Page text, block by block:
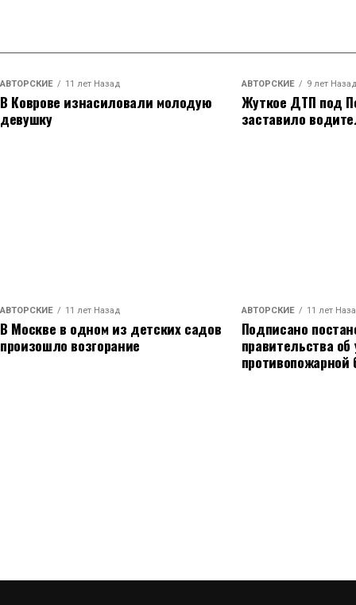
АВТОРСКИЕ 11 лет Назад
В Коврове изнасиловали молодую
девушку
АВТОРСКИЕ 9 лет Назад
Жуткое ДТП под
заставило
АВТОРСКИЕ 11 лет Назад
В Москве в одном из детских садов
произошло возгорание
АВТОРСКИЕ 11 лет
Подписано
правительства
противопожарной